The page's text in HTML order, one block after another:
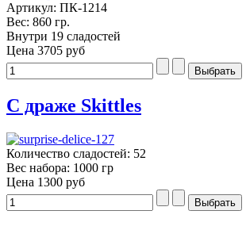
Артикул: ПК-1214
Вес: 860 гр.
Внутри 19 сладостей
Цена 3705 руб
С драже Skittles
Количество сладостей: 52
Вес набора: 1000 гр
Цена 1300 руб